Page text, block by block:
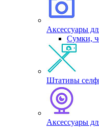
Аксессуары
Сумки,
Штативы
Аксессуары